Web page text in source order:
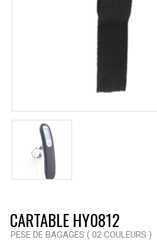
CARTABLE HY0812
PESE DE BAGAGES ( 02 COULEURS )